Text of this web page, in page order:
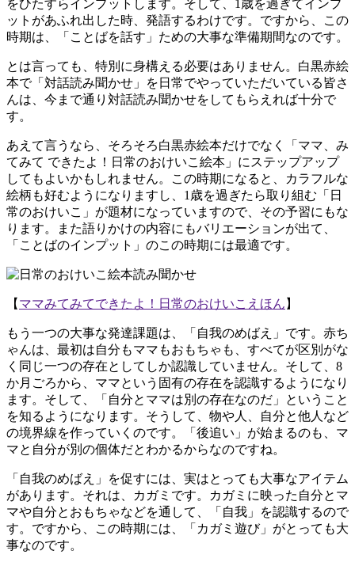
をひたすらインプットします。そして、1歳を過ぎてインプ
ットがあふれ出した時、発語するわけです。ですから、この
時期は、「ことばを話す」ための大事な準備期間なのです。
とは言っても、特別に身構える必要はありません。白黒赤絵
本で「対話読み聞かせ」を日常でやっていただいている皆さ
んは、今まで通り対話読み聞かせをしてもらえれば十分で
す。
あえて言うなら、そろそろ白黒赤絵本だけでなく「ママ、み
てみて できたよ！日常のおけいこ絵本」にステップアップ
してもよいかもしれません。この時期になると、カラフルな
絵柄も好むようになりますし、1歳を過ぎたら取り組む「日
常のおけいこ」が題材になっていますので、その予習にもな
ります。また語りかけの内容にもバリエーションが出て、
「ことばのインプット」のこの時期には最適です。
【 ママみてみてできたよ！日常のおけいこえほん 】
もう一つの大事な発達課題は、「自我のめばえ」です。赤ち
ゃんは、最初は自分もママもおもちゃも、すべてが区別がな
く同じ一つの存在としてしか認識していません。そして、8
か月ごろから、ママという固有の存在を認識するようになり
ます。そして、「自分とママは別の存在なのだ」ということ
を知るようになります。そうして、物や人、自分と他人など
の境界線を作っていくのです。「後追い」が始まるのも、マ
マと自分が別の個体だとわかるからなのですね。
「自我のめばえ」を促すには、実はとっても大事なアイテム
があります。それは、カガミです。カガミに映った自分とマ
マや自分とおもちゃなどを通して、「自我」を認識するので
す。ですから、この時期には、「カガミ遊び」がとっても大
事なのです。